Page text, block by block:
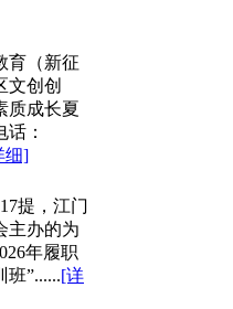
育（新征
文创创
质成长夏
：
细]
提，江门
主办的为
年履职
班”......[详